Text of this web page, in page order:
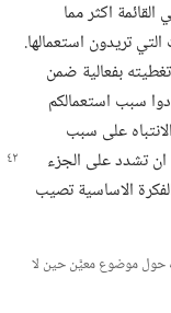
اكثر مما
تريدون استعمالها.‏
بفعالية ضمن
سبب استعمالكم
على سبب
ان تشدد على الجزء
الاساسية تصيب
حول موضوع معيَّن حين لا